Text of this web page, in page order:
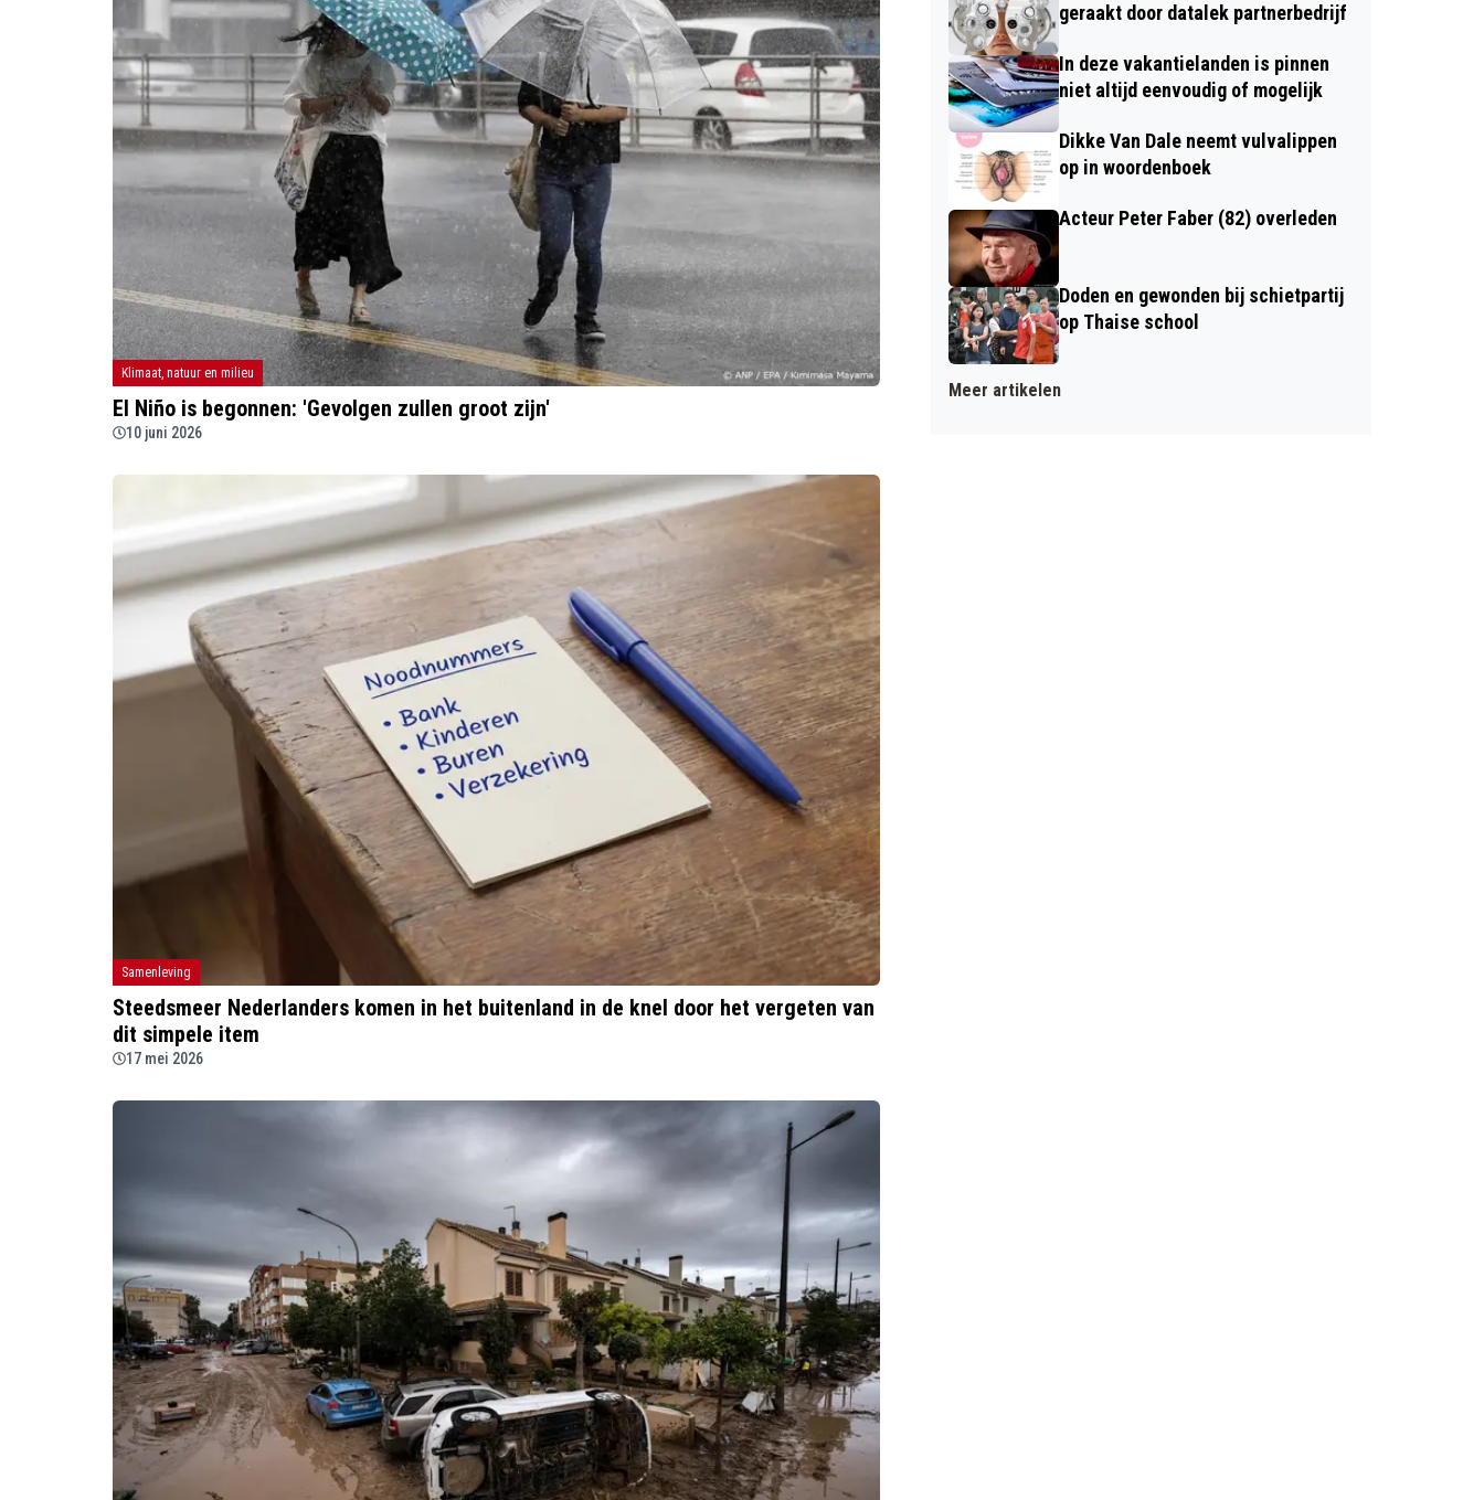
Klimaat, natuur en milieu
El Niño is begonnen: 'Gevolgen zullen groot zijn'
10 juni 2026
Samenleving
Steedsmeer Nederlanders komen in het buitenland in de knel door het vergeten van
dit simpele item
17 mei 2026
geraakt door datalek partnerbedrijf
In deze vakantielanden is pinnen
niet altijd eenvoudig of mogelijk
Dikke Van Dale neemt vulvalippen
op in woordenboek
Acteur Peter Faber (82) overleden
Doden en gewonden bij schietpartij
op Thaise school
Meer artikelen